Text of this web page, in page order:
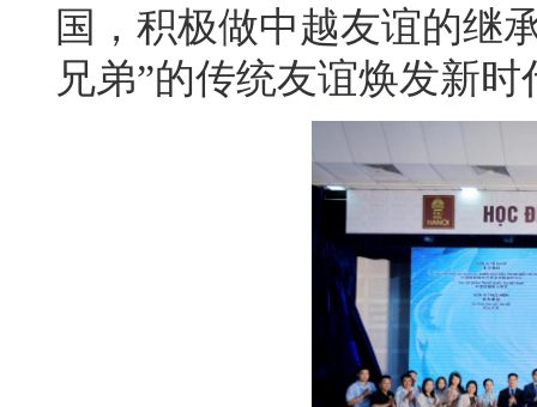
国，积极做中越友谊的继
兄弟”的传统友谊焕发新